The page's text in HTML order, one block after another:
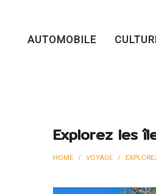
AUTOMOBILE
Explorez les
HOME / VOYAGE /